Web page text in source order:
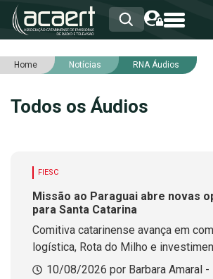
HOME
ASSOCIADOS
SERVIÇOS
Home Notícias RNA Áudios
Todos os Áudios
FIESC
Missão ao Paraguai abre novas
para Santa Catarina
Comitiva catarinense avança em
logística, Rota do Milho e
nova rodada de negociações.
10/08/2026 por Barbara Amaral -